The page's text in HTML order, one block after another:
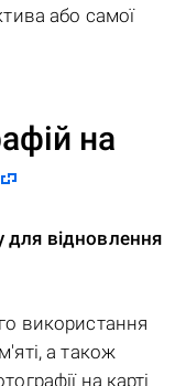
або самої
на
для відновлення
використання
а також
на карті